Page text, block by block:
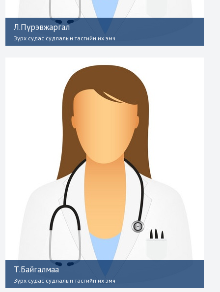
Л.Пүрэвжаргал
Зүрх судас судлалын тасгийн их эмч
Т.Байгалмаа
Зүрх судас судлалын тасгийн их эмч